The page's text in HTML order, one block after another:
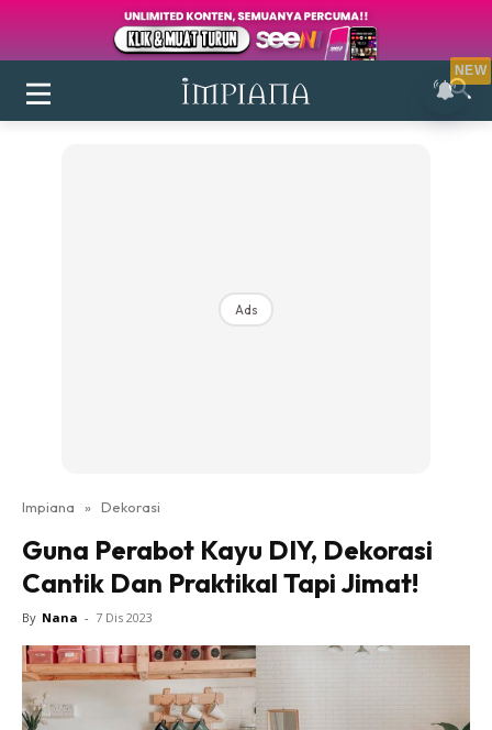
Login|Register
Ruang Makan
Ruang Tamu
Direktori
Interior Design
Landskap
DIY
Ads
Impiana » Dekorasi
Guna Perabot Kayu DIY, Dekorasi
Cantik Dan Praktikal Tapi Jimat!
By Nana - 7 Dis 2023
NEW